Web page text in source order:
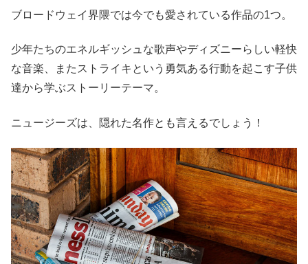
ブロードウェイ界隈では今でも愛されている作品の1つ。
少年たちのエネルギッシュな歌声やディズニーらしい軽快
な音楽、またストライキという勇気ある行動を起こす子供
達から学ぶストーリーテーマ。
ニュージーズは、隠れた名作とも言えるでしょう！